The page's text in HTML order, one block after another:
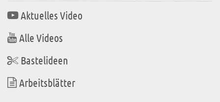
Aktuelles Video
Alle Videos
Bastelideen
Arbeitsblätter